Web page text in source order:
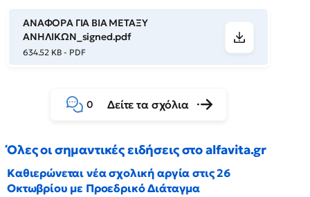
ΑΝΑΦΟΡΑ ΓΙΑ ΒΙΑ ΜΕΤΑΞΥ
ΑΝΗΛΙΚΩΝ_signed.pdf
634.52 KB - PDF
0 Δείτε τα σχόλια
Όλες οι σημαντικές ειδήσεις στο alfavita.gr
Καθιερώνεται νέα σχολική αργία στις 26
Οκτωβρίου με Προεδρικό Διάταγμα